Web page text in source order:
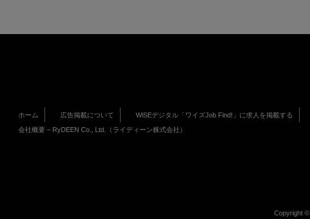
ホーム 広告掲載について WiSEデジタル「ワイズJob Find!」に求人を掲載する
会社概要 – RyDEEN Co., Ltd.（ライディーン株式会社）
Copyright ©